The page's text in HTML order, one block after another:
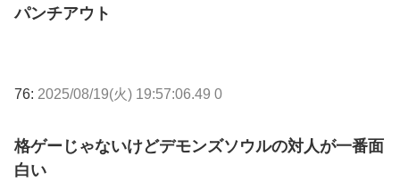
パンチアウト
76: 2025/08/19(火) 19:57:06.49 0
格ゲーじゃないけどデモンズソウルの対人が一番面
白い